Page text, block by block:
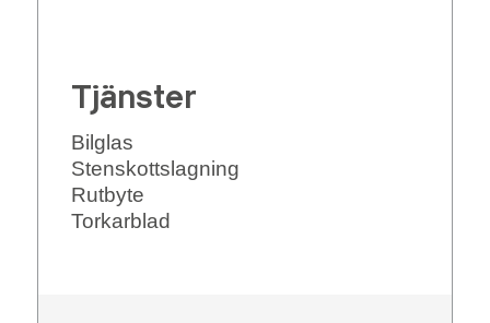
Tjänster
Bilglas
Stenskottslagning
Rutbyte
Torkarblad